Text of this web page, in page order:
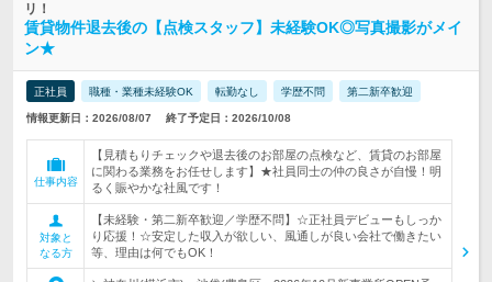
リ！
賃貸物件退去後の【点検スタッフ】未経験OK◎写真撮影がメイ
ン★
正社員 職種・業種未経験OK 転勤なし 学歴不問 第二新卒歓迎
情報更新日：2026/08/07 終了予定日：2026/10/08
仕事内容
【見積もりチェックや退去後のお部屋の点検など、賃貸のお部屋
に関わる業務をお任せします】★社員同士の仲の良さが自慢！明
るく賑やかな社風です！
対象と
なる方
【未経験・第二新卒歓迎／学歴不問】☆正社員デビューもしっか
り応援！☆安定した収入が欲しい、風通しが良い会社で働きたい
等、理由は何でもOK！